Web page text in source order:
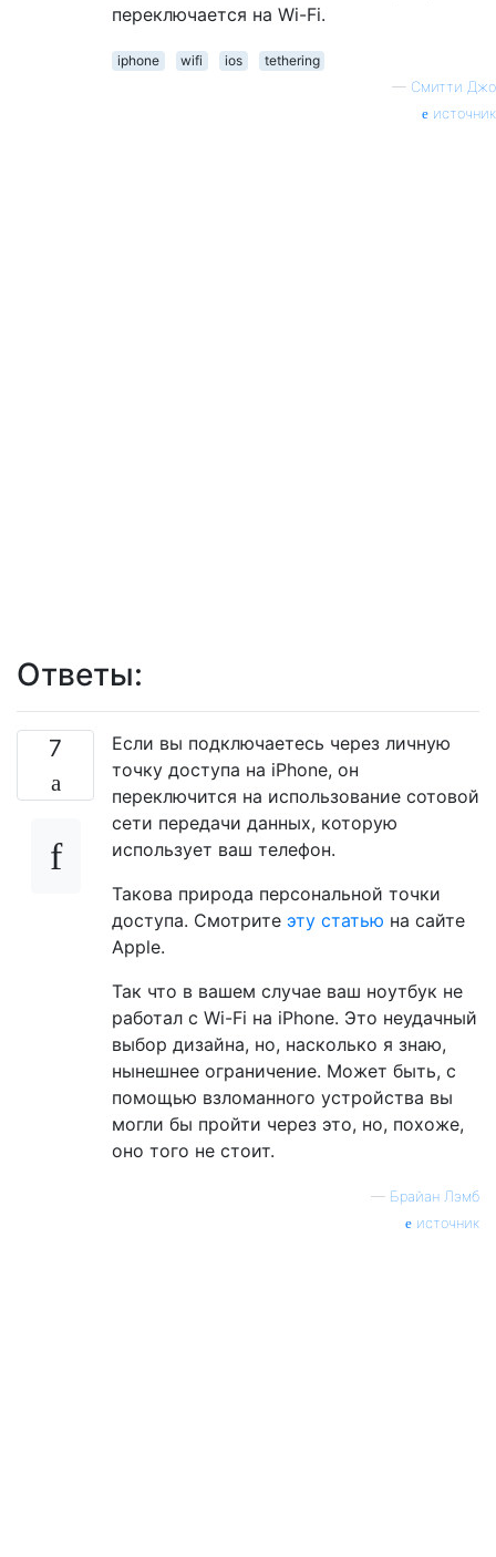
переключается на Wi-Fi.
iphone wifi ios
tethering
— Смитти Джо
источник
Ответы:
7
Если вы подключаетесь через личную
точку доступа на iPhone, он
переключится на использование сотовой
сети передачи данных, которую
использует ваш телефон.
Такова природа персональной точки
доступа. Смотрите эту статью на сайте
Apple.
Так что в вашем случае ваш ноутбук не
работал с Wi-Fi на iPhone. Это неудачный
выбор дизайна, но, насколько я знаю,
нынешнее ограничение. Может быть, с
помощью взломанного устройства вы
могли бы пройти через это, но, похоже,
оно того не стоит.
— Брайан Лэмб
источник